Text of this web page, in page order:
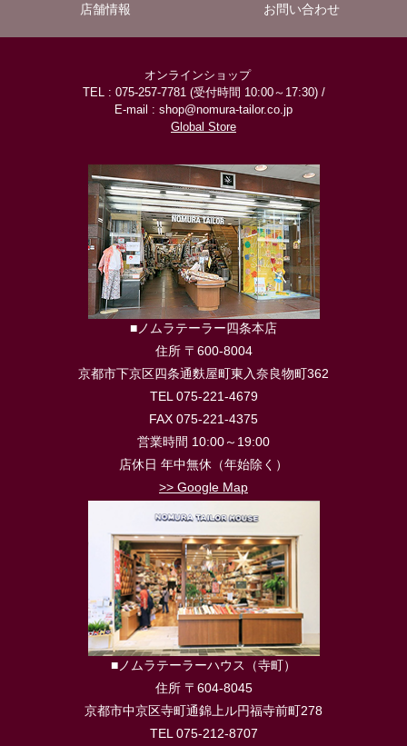
店舗情報 お問い合わせ
オンラインショップ
TEL : 075-257-7781 (受付時間 10:00～17:30) /
E-mail : shop@nomura-tailor.co.jp
Global Store
■ノムラテーラー四条本店
住所 〒600-8004
京都市下京区四条通麩屋町東入奈良物町362
TEL 075-221-4679
FAX 075-221-4375
営業時間 10:00～19:00
店休日 年中無休（年始除く）
>> Google Map
■ノムラテーラーハウス（寺町）
住所 〒604-8045
京都市中京区寺町通錦上ル円福寺前町278
TEL 075-212-8707